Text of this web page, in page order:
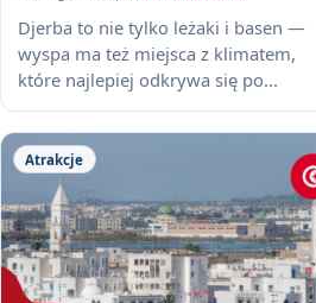
Djerba to nie tylko leżaki i basen —
wyspa ma też miejsca z klimatem,
które najlepiej odkrywa się po...
Atrakcje